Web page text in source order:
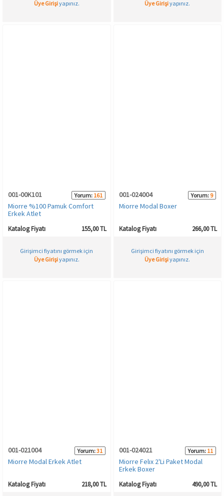
Üye Girişiyapınız. Üye Girişiyapınız.
001-00K101 Yorum: 161
Miorre %100 Pamuk Comfort
Erkek Atlet
Katalog Fiyatı 155,00 TL
Girişimci fiyatını görmek için
Üye Girişiyapınız.
001-024004 Yorum: 9
Miorre Modal Boxer
Katalog Fiyatı 266,00 TL
Girişimci fiyatını görmek için
Üye Girişiyapınız.
001-021004 Yorum:31
Miorre Modal Erkek Atlet
Katalog Fiyatı 218,00 TL
001-024021 Yorum: 11
Miorre Felıx 2'Li Paket Modal
Erkek Boxer
Katalog Fiyatı 490,00 TL